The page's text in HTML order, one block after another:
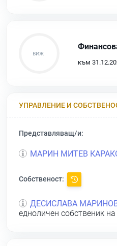
към
УПРАВЛЕНИЕ И
Представляващ/и:
МАРИН МИТЕВ
Собственост:
ДЕСИСЛАВА
едноличен собственик